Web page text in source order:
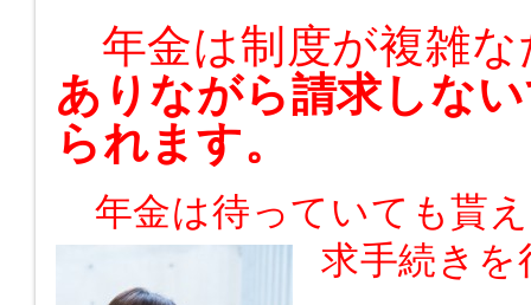
年金は制度が複雑な
ありながら請求しな
られます。
年金は待っていても貰
求手続き